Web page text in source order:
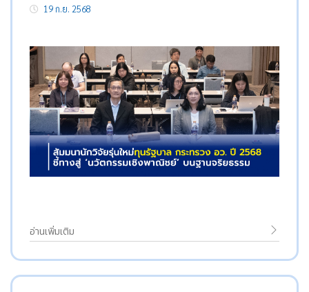
19 ก.ย. 2568
อ่านเพิ่มเติม